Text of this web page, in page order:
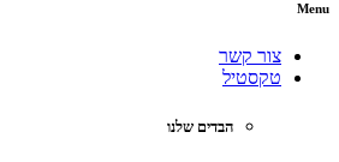
צור קשר
טקסטיל
הבדים שלנו